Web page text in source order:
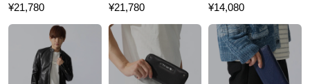
¥21,780 ¥21,780 ¥14,080